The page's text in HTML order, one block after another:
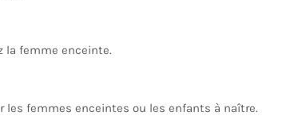
la femme enceinte.
les femmes enceintes ou les enfants à naître.